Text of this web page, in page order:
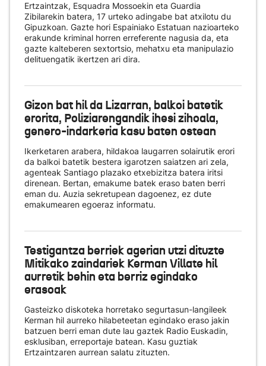
Ertzaintzak, Esquadra Mossoekin eta Guardia
Zibilarekin batera, 17 urteko adingabe bat atxilotu du
Gipuzkoan. Gazte hori Espainiako Estatuan nazioarteko
erakunde kriminal horren erreferente nagusia da, eta
gazte kalteberen sextortsio, mehatxu eta manipulazio
delituengatik ikertzen ari dira.
Gizon bat hil da Lizarran, balkoi batetik
erorita, Poliziarengandik ihesi zihoala,
genero-indarkeria kasu baten ostean
Ikerketaren arabera, hildakoa laugarren solairutik erori
da balkoi batetik bestera igarotzen saiatzen ari zela,
agenteak Santiago plazako etxebizitza batera iritsi
direnean. Bertan, emakume batek eraso baten berri
eman du. Auzia sekretupean dagoenez, ez dute
emakumearen egoeraz informatu.
Testigantza berriek agerian utzi dituzte
Mitikako zaindariek Kerman Villate hil
aurretik behin eta berriz egindako
erasoak
Gasteizko diskoteka horretako segurtasun-langileek
Kerman hil aurreko hilabeteetan egindako eraso jakin
batzuen berri eman dute lau gaztek Radio Euskadin,
esklusiban, erreportaje batean. Kasu guztiak
Ertzaintzaren aurrean salatu zituzten.